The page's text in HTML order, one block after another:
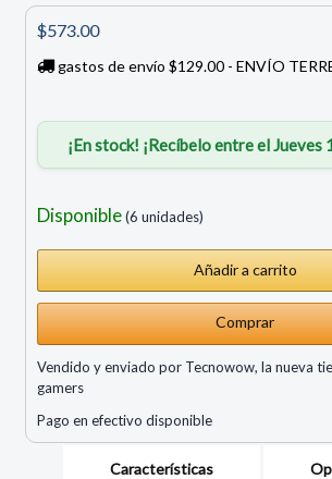
$573.00
gastos de envío $129.00 - ENVÍO
¡En stock! ¡Recíbelo entre el Jueves
Disponible(6 unidades)
Comprar
Vendido y enviado por Tecnowow, la nueva
gamers
Pago en efectivo disponible
Características